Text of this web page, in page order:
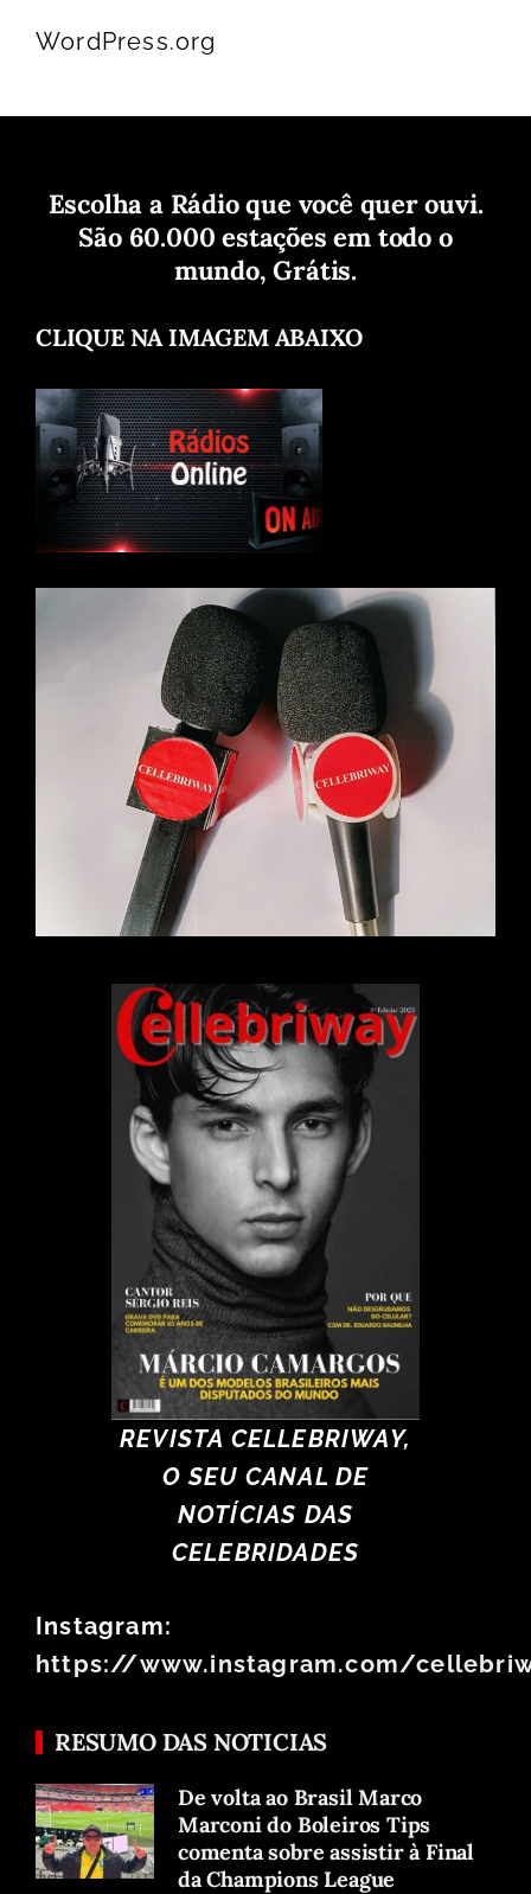
WordPress.org
Escolha a Rádio que você quer ouvi.
São 60.000 estações em todo o
mundo, Grátis.
CLIQUE NA IMAGEM ABAIXO
REVISTA CELLEBRIWAY,
O SEU CANAL DE
NOTÍCIAS DAS
CELEBRIDADES
Instagram:
https://www.instagram.com/
RESUMO DAS NOTICIAS
De volta ao Brasil Marco
Marconi do Boleiros Tips
comenta sobre assistir à Final
da Champions League